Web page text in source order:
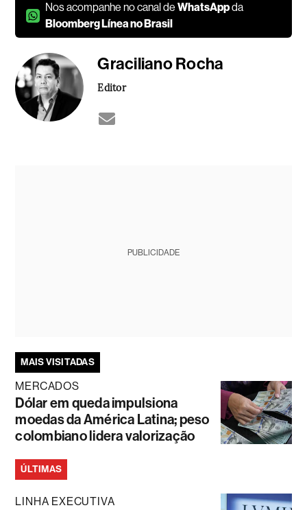
Nos acompanhe no canal deWhatsAppda
Bloomberg Línea no Brasil
Graciliano Rocha
Editor
PUBLICIDADE
MAIS VISITADAS
MERCADOS
Dólar em queda impulsiona
moedas da América Latina; peso
colombiano lidera valorização
ÚLTIMAS
LINHA EXECUTIVA